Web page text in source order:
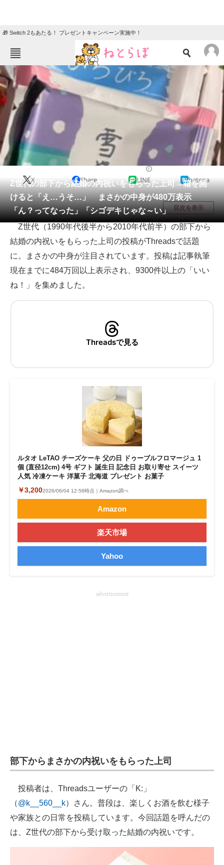
🎁 Switch 2もあたる！ プレゼントキャンペーン実施中！
ねとらぼメニュー
TOP ニュース
エンタメ
グルメ
住まい 教育・育児
動物 リサーチ
会員記事
メディア
注目記事を集めた総合ページ
ITの今と未来を見通す
スマホと通信の最新トレンド
進化するPCとデバイスの未来
経営リーダーのコミュニティ
マーケ×ITの今がよく分かる
ITエンジニア向け専門サイト
企業向けIT製品の総合サイト
製造業のIT導入・活用を支援
エレクトロニクス専門サイト
エネルギーの専門メディア
Z世代の部下から結婚の内祝いをもらった上司→箱を開
けると「え…うそ…」 まさかの中身が480万表示
「ん？ってなった」「シゴデキじゃな～い」
X Share LINE hatena
目次を表示
Z世代（1990年代後半から2010年代前半）の部下から
結婚の内祝いをもらった上司の投稿がThreadsで話題
に。まさかの中身が注目されています。投稿は記事執筆
現在までに484万回以上表示され、9300件以上の「いい
ね！」を集めました。
Threadsで見る
ルタオ LeTAO チーズケーキ 父の日 ドゥーブルフロマージュ 1
個 (直径12cm) 4号 ギフト 誕生日 記念日 お取り寄せ スイーツ
人気 冷凍ケーキ 洋菓子 北海道 プレゼント お菓子
￥3,2002026/06/04 12:56時点｜Amazon調べ
Amazon
楽天市場
Yahoo
advertisement
部下からまさかの内祝いをもらった上司
投稿者は、Threadsユーザーの「K:」
（@k__560__k）さん。普段は、楽しくお酒を飲む様子
や家族との日常を投稿しています。今回話題を呼んだの
は、Z世代の部下から受け取った結婚の内祝いです。